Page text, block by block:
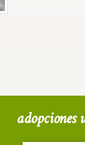
adopciones